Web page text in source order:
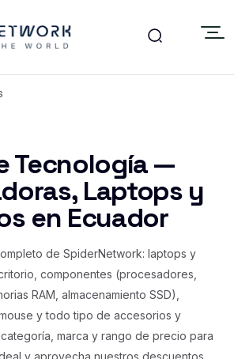
Tecnología —
Laptops y
en Ecuador
de SpiderNetwork: laptops y
componentes (procesadores,
RAM, almacenamiento SSD),
y todo tipo de accesorios y
marca y rango de precio para
y aprovecha nuestros descuentos.